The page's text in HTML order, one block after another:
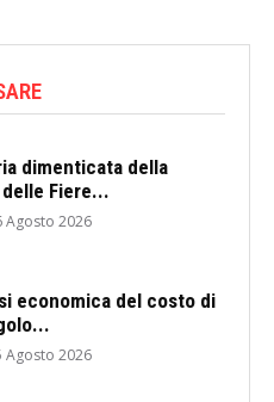
dimenticata della
delle Fiere...
Agosto 2026
economica del costo di
Agosto 2026